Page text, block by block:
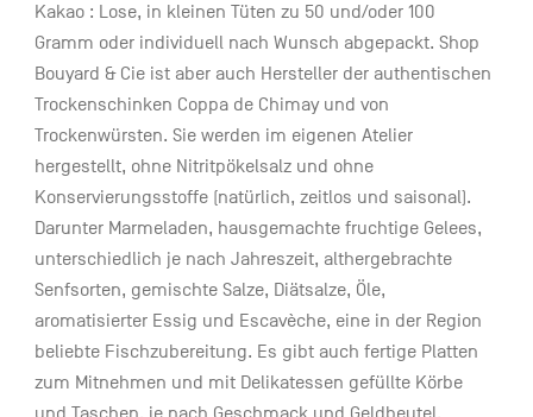
Kakao : Lose, in kleinen Tüten zu 50 und/oder 100
Gramm oder individuell nach Wunsch abgepackt. Shop
Bouyard & Cie ist aber auch Hersteller der authentischen
Trockenschinken Coppa de Chimay und von
Trockenwürsten. Sie werden im eigenen Atelier
hergestellt, ohne Nitritpökelsalz und ohne
Konservierungsstoffe (natürlich, zeitlos und saisonal).
Darunter Marmeladen, hausgemachte fruchtige Gelees,
unterschiedlich je nach Jahreszeit, althergebrachte
Senfsorten, gemischte Salze, Diätsalze, Öle,
aromatisierter Essig und Escavèche, eine in der Region
beliebte Fischzubereitung. Es gibt auch fertige Platten
zum Mitnehmen und mit Delikatessen gefüllte Körbe